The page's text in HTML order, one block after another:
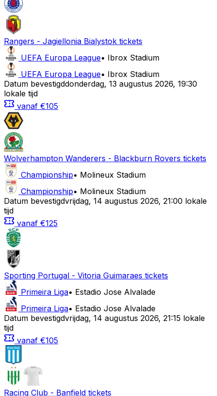
Rangers - Jagiellonia Bialystok tickets
UEFA Europa League• Ibrox Stadium
UEFA Europa League• Ibrox Stadium
Datum bevestigddonderdag, 13 augustus 2026, 19:30
lokale tijd
vanaf €105
Wolverhampton Wanderers - Blackburn Rovers tickets
Championship• Molineux Stadium
Championship• Molineux Stadium
Datum bevestigdvrijdag, 14 augustus 2026, 21:00 lokale
tijd
vanaf €125
Sporting Portugal - Vitoria Guimaraes tickets
Primeira Liga• Estadio Jose Alvalade
Primeira Liga• Estadio Jose Alvalade
Datum bevestigdvrijdag, 14 augustus 2026, 21:15 lokale
tijd
vanaf €105
Racing Club - Banfield tickets